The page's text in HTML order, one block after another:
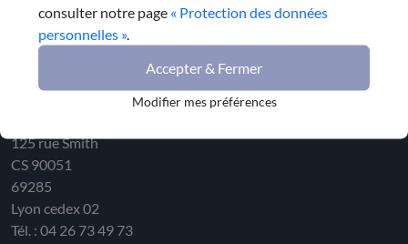
125 rue Smith
CS 90051
69285
Lyon cedex 02
Tél. : 04 26 73 49 73
consulter notre page « Protection des données
personnelles ».
Accepter & Fermer
Modifier mes préférences